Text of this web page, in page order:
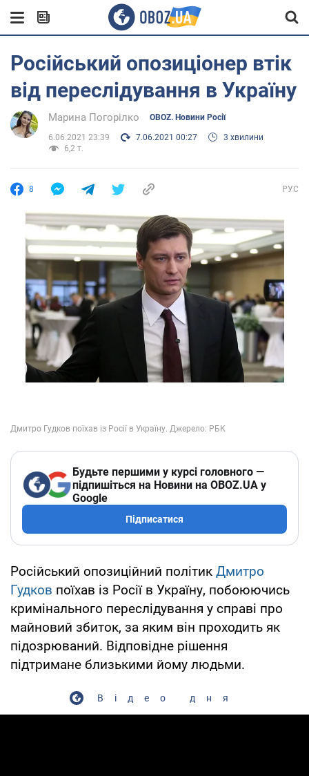
Російський опозиціонер втік
від переслідування в Україну
Марина Погорілко OBOZ. Новини Росії
6.06.2021 23:39 7.06.2021 00:27
3 хвилини
6,2 т.
8 РУС
Будьте першими у курсі головного —
підпишіться на Новини на OBOZ.UA у
Google
Підписатися
Російський опозиційний політик Дмитро
Гудков поїхав із Росії в Україну, побоюючись
кримінального переслідування у справі про
майновий збиток, за яким він проходить як
підозрюваний. Відповідне рішення
підтримане близькими йому людьми.
Відео дня